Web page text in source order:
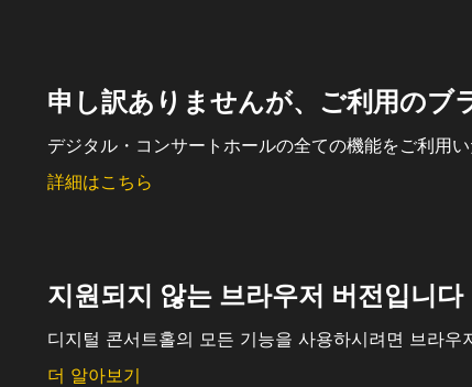
申し訳ありませんが、ご利用のブ
デジタル・コンサートホールの全ての機能をご利用
詳細はこちら
지원되지 않는 브라우저 버전입니다
디지털 콘서트홀의 모든 기능을 사용하시려면 브라우
더 알아보기